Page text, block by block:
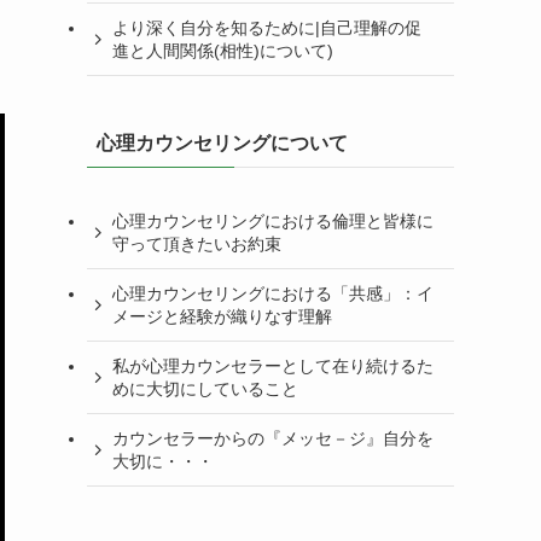
より深く自分を知るために|自己理解の促
進と人間関係(相性)について)
心理カウンセリングについて
心理カウンセリングにおける倫理と皆様に
守って頂きたいお約束
心理カウンセリングにおける「共感」：イ
メージと経験が織りなす理解
私が心理カウンセラーとして在り続けるた
めに大切にしていること
カウンセラーからの『メッセ－ジ』自分を
大切に・・・